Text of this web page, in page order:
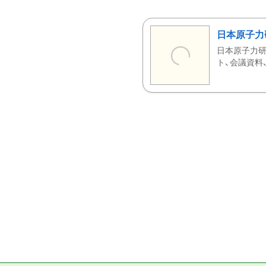
日本原子
日本原子力
ト、会議資